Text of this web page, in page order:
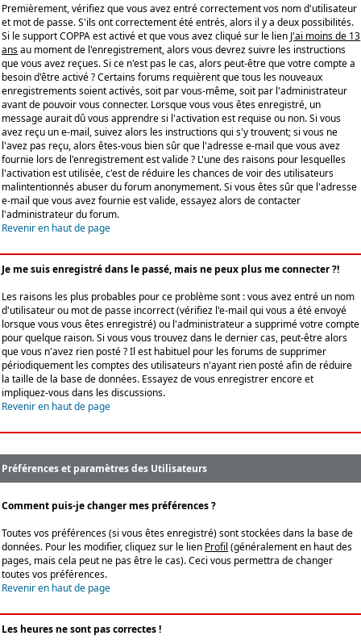
Premièrement, vérifiez que vous avez entré correctement vos nom d'utilisateur
et mot de passe. S'ils ont correctement été entrés, alors il y a deux possibilités.
Si le support COPPA est activé et que vous avez cliqué sur le lien J'ai moins de 13
ansau moment de l'enregistrement, alors vous devrez suivre les instructions
que vous avez reçues. Si ce n'est pas le cas, alors peut-être que votre compte a
besoin d'être activé ? Certains forums requièrent que tous les nouveaux
enregistrements soient activés, soit par vous-même, soit par l'administrateur
avant de pouvoir vous connecter. Lorsque vous vous êtes enregistré, un
message aurait dû vous apprendre si l'activation est requise ou non. Si vous
avez reçu un e-mail, suivez alors les instructions qui s'y trouvent; si vous ne
l'avez pas reçu, alors êtes-vous bien sûr que l'adresse e-mail que vous avez
fournie lors de l'enregistrement est valide ? L'une des raisons pour lesquelles
l'activation est utilisée, c'est de réduire les chances de voir des utilisateurs
malintentionnés abuser du forum anonymement. Si vous êtes sûr que l'adresse
e-mail que vous avez fournie est valide, essayez alors de contacter
l'administrateur du forum.
Revenir en haut de page
Je me suis enregistré dans le passé, mais ne peux plus me connecter ?!
Les raisons les plus probables pour ce problème sont : vous avez entré un nom
d'utilisateur ou mot de passe incorrect (vérifiez l'e-mail qui vous a été envoyé
lorsque vous vous êtes enregistré) ou l'administrateur a supprimé votre compte
pour quelque raison. Si vous vous trouvez dans le dernier cas, peut-être alors
que vous n'avez rien posté ? Il est habituel pour les forums de supprimer
périodiquement les comptes des utilisateurs n'ayant rien posté afin de réduire
la taille de la base de données. Essayez de vous enregistrer encore et
impliquez-vous dans les discussions.
Revenir en haut de page
Préférences et paramètres des Utilisateurs
Comment puis-je changer mes préférences ?
Toutes vos préférences (si vous êtes enregistré) sont stockées dans la base de
données. Pour les modifier, cliquez sur le lien Profil (généralement en haut des
pages, mais cela peut ne pas être le cas). Ceci vous permettra de changer
toutes vos préférences.
Revenir en haut de page
Les heures ne sont pas correctes !